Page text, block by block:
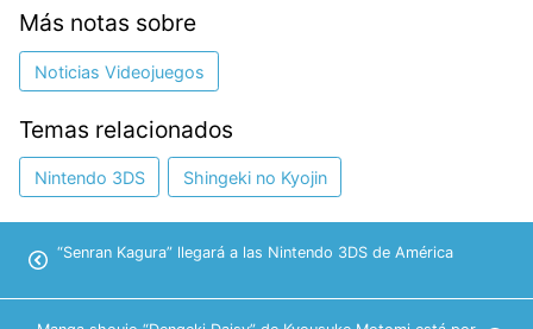
Más notas sobre
Noticias Videojuegos
Temas relacionados
Nintendo 3DS Shingeki no Kyojin
“Senran Kagura” llegará a las Nintendo 3DS de América